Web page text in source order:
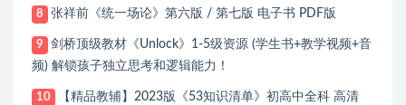
8 张祥前《统一场论》第六版 / 第七版 电子书 PDF版
9
剑桥顶级教材《Unlock》1-5级资源 (学生书+教学视频+音
频) 解锁孩子独立思考和逻辑能力！
10
【精品教辅】2023版《53知识清单》初高中全科 高清